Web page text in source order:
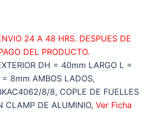
24 A 48 HRS. DESPUES DE
DEL PRODUCTO.
DH = 40mm LARGO L =
8mm AMBOS LADOS,
8/8, COPLE DE FUELLES
CLAMP DE ALUMINIO, Ver Ficha